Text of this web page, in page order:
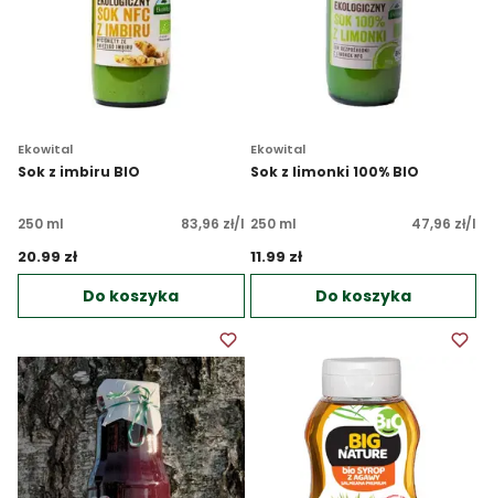
Ekowital
Sok z imbiru BIO
250 ml 83,96 zł/l
20.99 zł
Do koszyka
Ekowital
Sok z limonki 100% BIO
250 ml 47,96 zł/l
11.99 zł
Do koszyka